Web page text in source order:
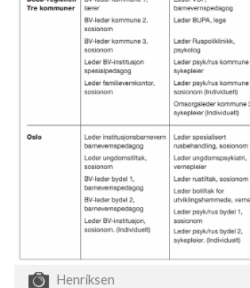
Henriksen